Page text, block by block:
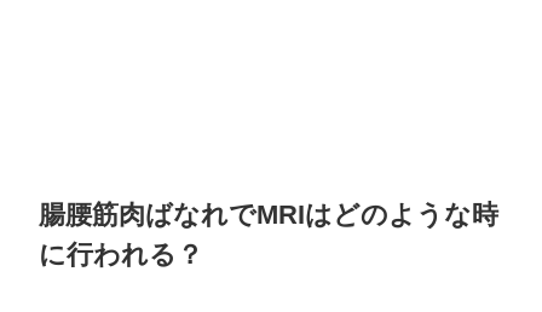
腸腰筋肉ばなれでMRIはどのような時
に行われる？